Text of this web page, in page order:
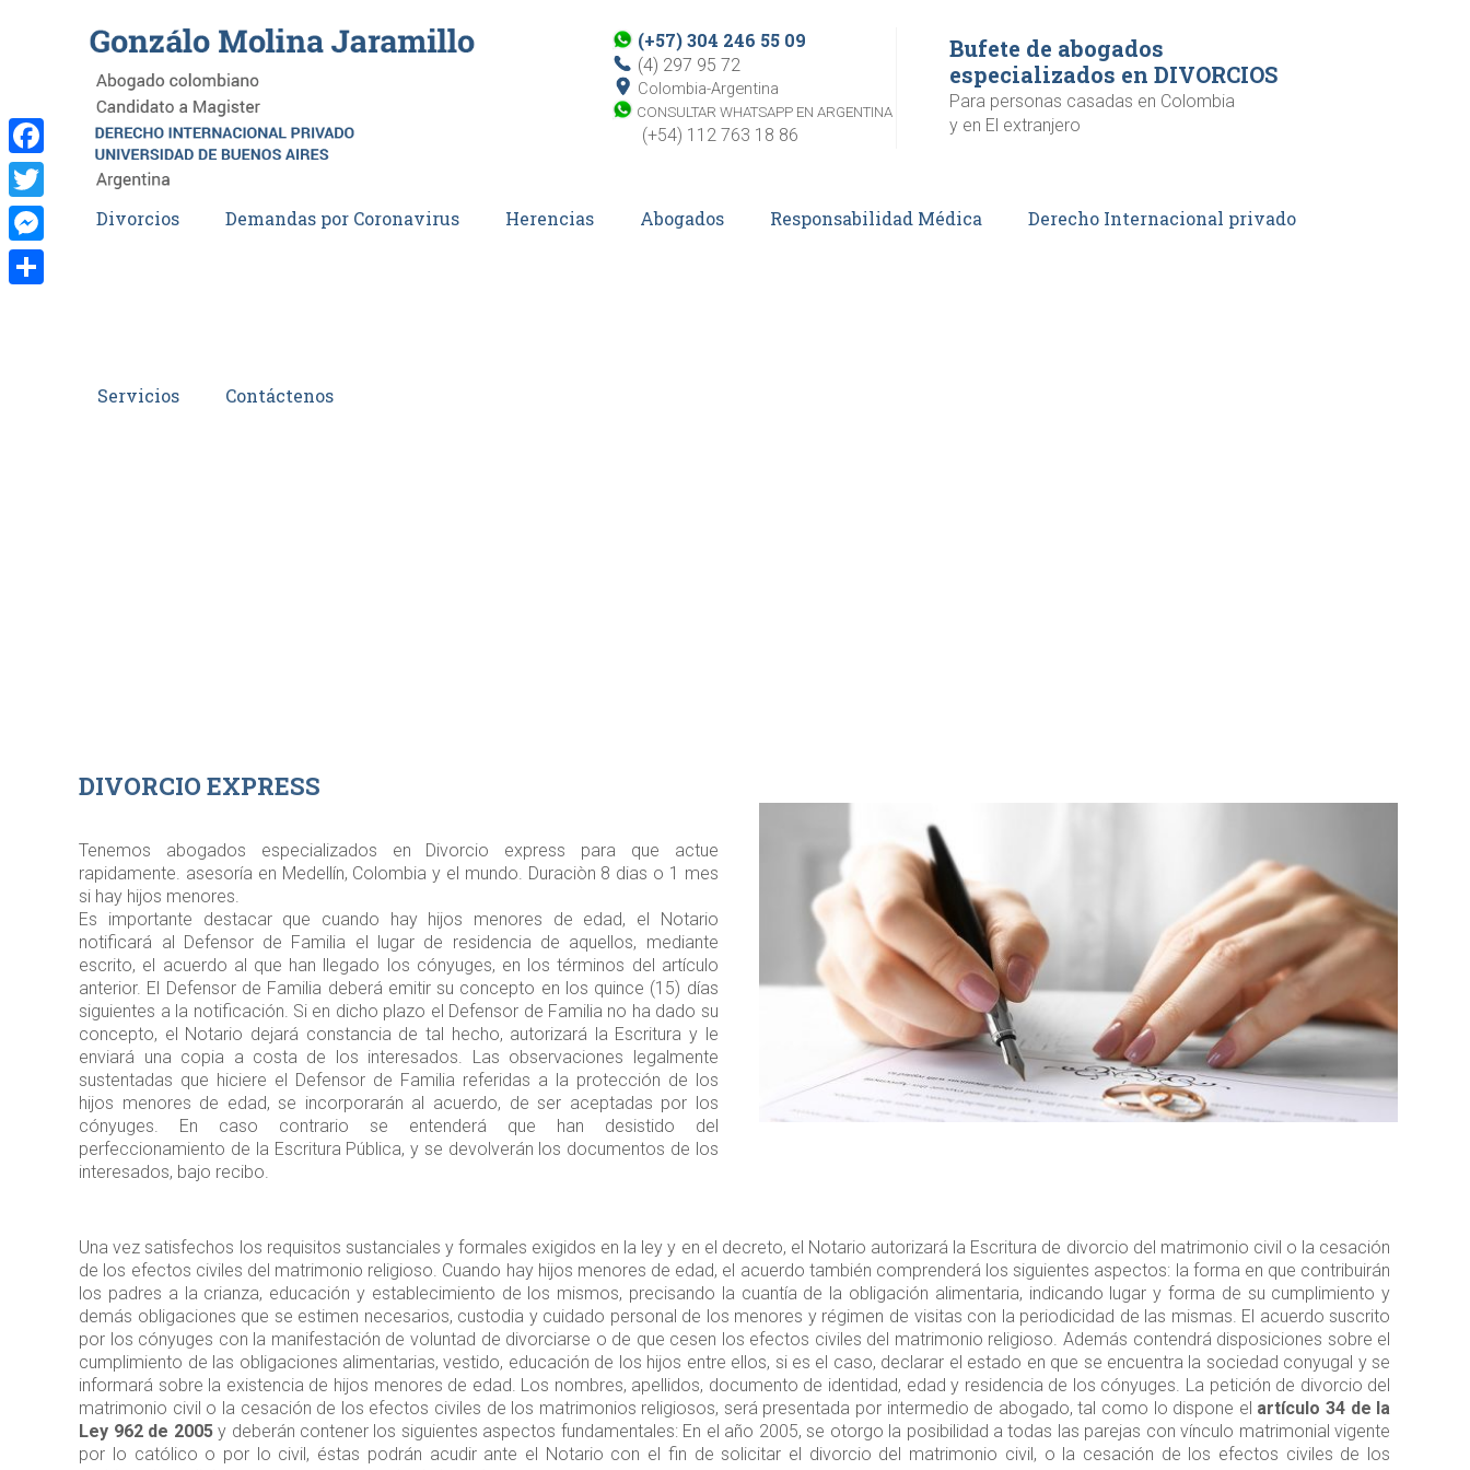
(+57) 304 246 55 09
(4) 297 95 72
Colombia-Argentina
CONSULTAR WHATSAPP EN ARGENTINA
(+54) 112 763 18 86
Bufete de abogados
especializados en DIVORCIOS
Para personas casadas en Colombia
y en El extranjero
Divorcios Demandas por Coronavirus Herencias Abogados Responsabilidad Médica Derecho Internacional privado
Servicios Contáctenos
DIVORCIO EXPRESS
Tenemos abogados especializados en Divorcio express para que actue
rapidamente. asesoría en Medellín, Colombia y el mundo. Duraciòn 8 dias o 1 mes
si hay hijos menores.
Es importante destacar que cuando hay hijos menores de edad, el Notario
notificará al Defensor de Familia el lugar de residencia de aquellos, mediante
escrito, el acuerdo al que han llegado los cónyuges, en los términos del artículo
anterior. El Defensor de Familia deberá emitir su concepto en los quince (15) días
siguientes a la notificación. Si en dicho plazo el Defensor de Familia no ha dado su
concepto, el Notario dejará constancia de tal hecho, autorizará la Escritura y le
enviará una copia a costa de los interesados. Las observaciones legalmente
sustentadas que hiciere el Defensor de Familia referidas a la protección de los
hijos menores de edad, se incorporarán al acuerdo, de ser aceptadas por los
cónyuges. En caso contrario se entenderá que han desistido del
perfeccionamiento de la Escritura Pública, y se devolverán los documentos de los
interesados, bajo recibo.
Una vez satisfechos los requisitos sustanciales y formales exigidos en la ley y en el decreto, el Notario autorizará la Escritura de divorcio del matrimonio civil o la cesación
de los efectos civiles del matrimonio religioso. Cuando hay hijos menores de edad, el acuerdo también comprenderá los siguientes aspectos: la forma en que contribuirán
los padres a la crianza, educación y establecimiento de los mismos, precisando la cuantía de la obligación alimentaria, indicando lugar y forma de su cumplimiento y
demás obligaciones que se estimen necesarios, custodia y cuidado personal de los menores y régimen de visitas con la periodicidad de las mismas. El acuerdo suscrito
por los cónyuges con la manifestación de voluntad de divorciarse o de que cesen los efectos civiles del matrimonio religioso. Además contendrá disposiciones sobre el
cumplimiento de las obligaciones alimentarias, vestido, educación de los hijos entre ellos, si es el caso, declarar el estado en que se encuentra la sociedad conyugal y se
informará sobre la existencia de hijos menores de edad. Los nombres, apellidos, documento de identidad, edad y residencia de los cónyuges. La petición de divorcio del
matrimonio civil o la cesación de los efectos civiles de los matrimonios religiosos, será presentada por intermedio de abogado, tal como lo dispone el artículo 34 de la
Ley 962 de 2005y deberán contener los siguientes aspectos fundamentales: En el año 2005, se otorgo la posibilidad a todas las parejas con vínculo matrimonial vigente
por lo católico o por lo civil, éstas podrán acudir ante el Notario con el fin de solicitar el divorcio del matrimonio civil, o la cesación de los efectos civiles de los
Facebook
Twitter
Messenger